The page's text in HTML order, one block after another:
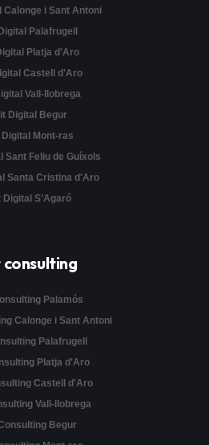
Calonge i Sant Antoni
Palafrugell
Platja d'Aro
Castell d'Aro
Vall-llobrega
Digital Begur
Digital Mont-ras
Sant Feliu de Guíxols
Santa Cristina d'Aro
Digital S’Agaró
Palamós
Calonge i Sant Antoni
Palafrugell
Platja d'Aro
Castell d'Aro
Vall-llobrega
Begur